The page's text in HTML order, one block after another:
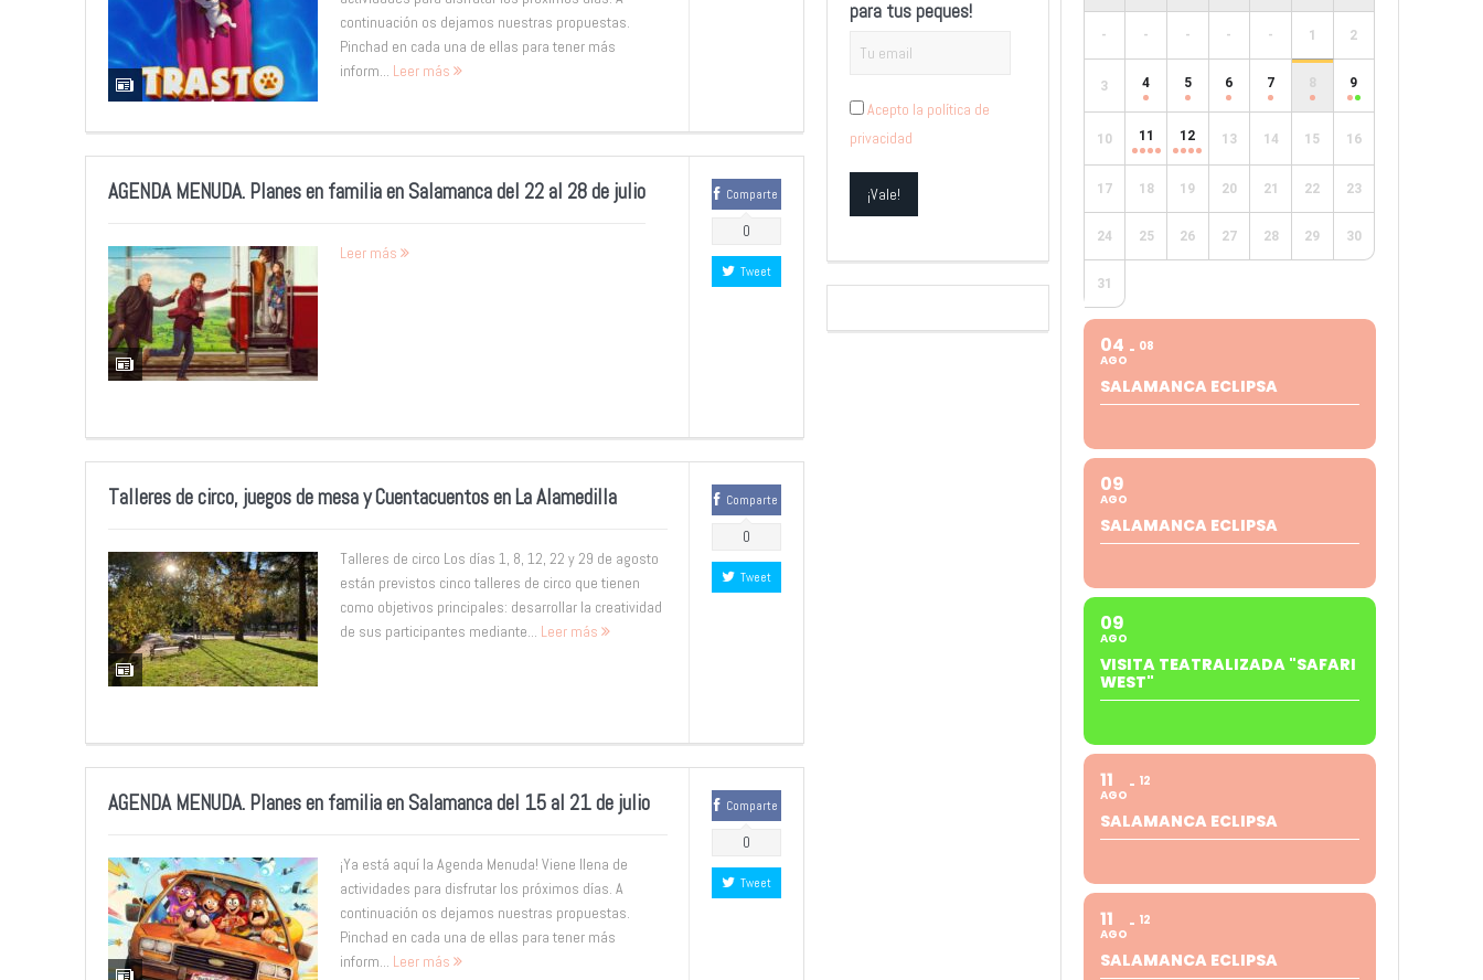
continuación os dejamos nuestras propuestas.
Pinchad en cada una de ellas para tener más
inform... Leer más
AGENDA MENUDA. Planes en familia en Salamanca del 22 al 28 de julio
Leer más
Comparte
0
Tweet
Talleres de circo, juegos de mesa y Cuentacuentos en La Alamedilla
Talleres de circo Los días 1, 8, 12, 22 y 29 de agosto
están previstos cinco talleres de circo que tienen
como objetivos principales: desarrollar la creatividad
de sus participantes mediante... Leer más
Comparte
0
Tweet
AGENDA MENUDA. Planes en familia en Salamanca del 15 al 21 de julio
¡Ya está aquí la Agenda Menuda! Viene llena de
actividades para disfrutar los próximos días. A
continuación os dejamos nuestras propuestas.
Pinchad en cada una de ellas para tener más
inform... Leer más
Comparte
0
Tweet
para tus peques!
Acepto la política de
privacidad
- - - - - 1 2
3 4 5 6 7 8 9
10 11 12 13 14 15 16
17 18 19 20 21 22 23
24 25 26 27 28 29 30
31
04
AGO
08
SALAMANCA ECLIPSA
09
AGO
SALAMANCA ECLIPSA
09
AGO
VISITA TEATRALIZADA "SAFARI
WEST"
11
AGO
12
SALAMANCA ECLIPSA
11
AGO
12
SALAMANCA ECLIPSA